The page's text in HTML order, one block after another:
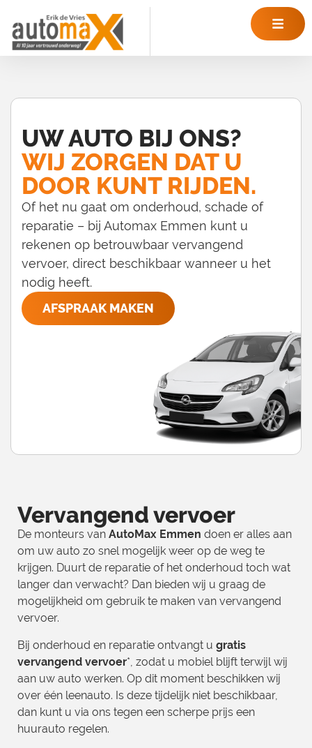
UW AUTO BIJ ONS?
WIJ ZORGEN DAT U
DOOR KUNT RIJDEN.
Of het nu gaat om onderhoud, schade of
reparatie – bij Automax Emmen kunt u
rekenen op betrouwbaar vervangend
vervoer, direct beschikbaar wanneer u het
nodig heeft.
AFSPRAAK MAKEN
Vervangend vervoer
De monteurs van AutoMax Emmen doen er alles aan
om uw auto zo snel mogelijk weer op de weg te
krijgen. Duurt de reparatie of het onderhoud toch wat
langer dan verwacht? Dan bieden wij u graag de
mogelijkheid om gebruik te maken van vervangend
vervoer.
Bij onderhoud en reparatie ontvangt u gratis
vervangend vervoer*, zodat u mobiel blijft terwijl wij
aan uw auto werken. Op dit moment beschikken wij
over één leenauto. Is deze tijdelijk niet beschikbaar,
dan kunt u via ons tegen een scherpe prijs een
huurauto regelen.